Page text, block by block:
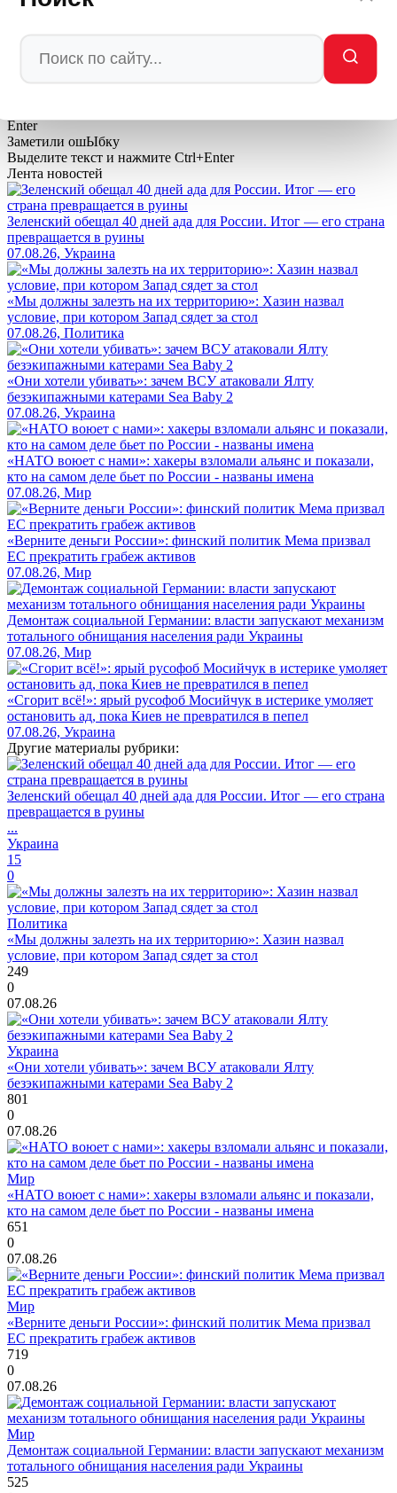
🔥 👍 🤣 🤬0
Enter
Заметили ошЫбку
Выделите текст и нажмите Ctrl+Enter
Лента новостей
Зеленский обещал 40 дней ада для России. Итог — его страна
превращается в руины
07.08.26, Украина
«Мы должны залезть на их территорию»: Хазин назвал
условие, при котором Запад сядет за стол
07.08.26, Политика
«Они хотели убивать»: зачем ВСУ атаковали Ялту
безэкипажными катерами Sea Baby 2
07.08.26, Украина
«НАТО воюет с нами»: хакеры взломали альянс и показали,
кто на самом деле бьет по России - названы имена
07.08.26, Мир
«Верните деньги России»: финский политик Мема призвал
ЕС прекратить грабеж активов
07.08.26, Мир
Демонтаж социальной Германии: власти запускают механизм
тотального обнищания населения ради Украины
07.08.26, Мир
«Сгорит всё!»: ярый русофоб Мосийчук в истерике умоляет
остановить ад, пока Киев не превратился в пепел
07.08.26, Украина
Другие материалы рубрики:
Зеленский обещал 40 дней ада для России. Итог — его страна
превращается в руины
...
Украина
15
0
Политика
«Мы должны залезть на их территорию»: Хазин назвал
условие, при котором Запад сядет за стол
249
0
07.08.26
Украина
«Они хотели убивать»: зачем ВСУ атаковали Ялту
безэкипажными катерами Sea Baby 2
801
0
07.08.26
Мир
«НАТО воюет с нами»: хакеры взломали альянс и показали,
кто на самом деле бьет по России - названы имена
651
0
07.08.26
Мир
«Верните деньги России»: финский политик Мема призвал
ЕС прекратить грабеж активов
719
0
07.08.26
Мир
Демонтаж социальной Германии: власти запускают механизм
тотального обнищания населения ради Украины
525